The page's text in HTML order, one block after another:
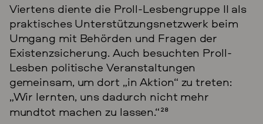
Viertens diente die Proll-Lesbengruppe II als
praktisches Unterstützungsnetzwerk beim
Umgang mit Behörden und Fragen der
Existenzsicherung. Auch besuchten Proll-
Lesben politische Veranstaltungen
gemeinsam, um dort „in Aktion“ zu treten:
„Wir lernten, uns dadurch nicht mehr
mundtot machen zu lassen.“28